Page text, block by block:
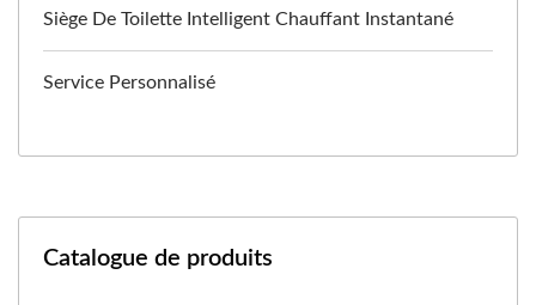
Siège De Toilette Intelligent Chauffant Instantané
Service Personnalisé
Catalogue de produits